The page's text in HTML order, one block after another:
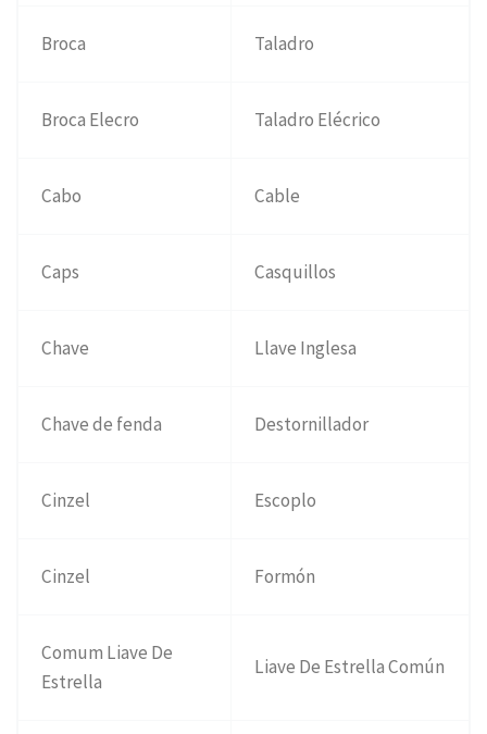
Broca Taladro
Broca Elecro Taladro Elécrico
Cabo Cable
Caps Casquillos
Chave Llave Inglesa
Chave de fenda Destornillador
Cinzel Escoplo
Cinzel Formón
Comum Liave De
Estrella
Liave De Estrella Común